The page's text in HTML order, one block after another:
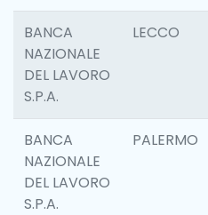
BANCA
NAZIONALE
DEL LAVORO
S.P.A.
LECCO
BANCA
NAZIONALE
DEL LAVORO
S.P.A.
PALERMO